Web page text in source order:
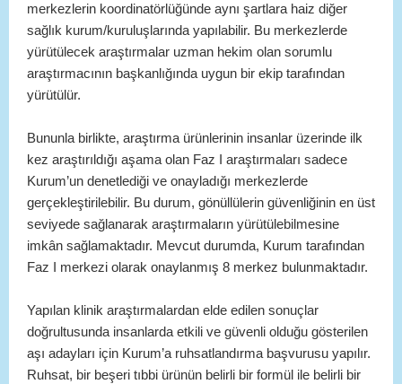
merkezlerin koordinatörlüğünde aynı şartlara haiz diğer
sağlık kurum/kuruluşlarında yapılabilir. Bu merkezlerde
yürütülecek araştırmalar uzman hekim olan sorumlu
araştırmacının başkanlığında uygun bir ekip tarafından
yürütülür.
Bununla birlikte, araştırma ürünlerinin insanlar üzerinde ilk
kez araştırıldığı aşama olan Faz I araştırmaları sadece
Kurum’un denetlediği ve onayladığı merkezlerde
gerçekleştirilebilir. Bu durum, gönüllülerin güvenliğinin en üst
seviyede sağlanarak araştırmaların yürütülebilmesine
imkân sağlamaktadır. Mevcut durumda, Kurum tarafından
Faz I merkezi olarak onaylanmış 8 merkez bulunmaktadır.
Yapılan klinik araştırmalardan elde edilen sonuçlar
doğrultusunda insanlarda etkili ve güvenli olduğu gösterilen
aşı adayları için Kurum’a ruhsatlandırma başvurusu yapılır.
Ruhsat, bir beşeri tıbbi ürünün belirli bir formül ile belirli bir